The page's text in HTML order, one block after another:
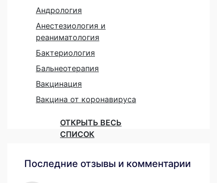
Андрология
Анестезиология и
реаниматология
Бактериология
Бальнеотерапия
Вакцинация
Вакцина от коронавируса
ОТКРЫТЬ ВЕСЬ
СПИСОК
Последние отзывы и комментарии